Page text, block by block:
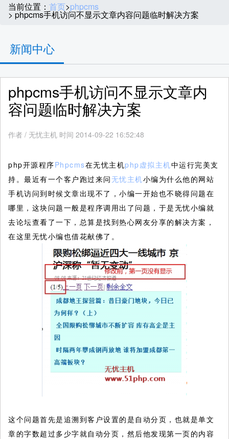
当前位置： 首页>phpcms
> phpcms手机访问不显示文章内容问题临时解决方案
新闻中心
phpcms手机访问不显示文章内
容问题临时解决方案
作者 / 无忧主机 时间 2014-09-22 16:52:48
php开源程序Phpcms在无忧主机php虚拟主机中运行完美支
持。最近有一个客户跑过来问无忧主机小编为什么他的网站
手机访问到时候文章出现不了，小编一开始也不晓得问题在
哪里，这块问题一般是程序调用出了问题，于是无忧小编就
去论坛查看了一下，总算是找到热心网友分享的解决方案，
在这里无忧小编也借花献佛了。
这个问题首先是追溯到客户设置的是自动分页，也就是单文
章的字数超过多少字就自动分页，然后他发现第一页的内容